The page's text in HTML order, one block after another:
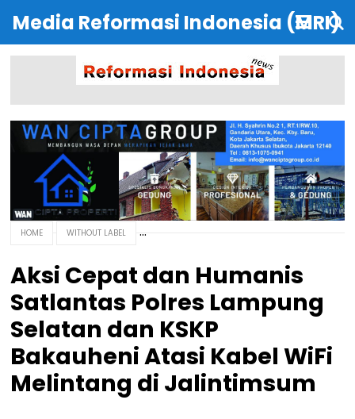
Media Reformasi Indonesia (MRI)
HOME WITHOUT LABEL
Aksi Cepat dan Humanis
Satlantas Polres Lampung
Selatan dan KSKP
Bakauheni Atasi Kabel WiFi
Melintang di Jalintimsum